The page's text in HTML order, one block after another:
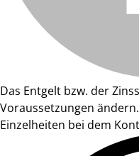
Das Entgelt bzw. der
Voraussetzungen
Einzelheiten bei dem